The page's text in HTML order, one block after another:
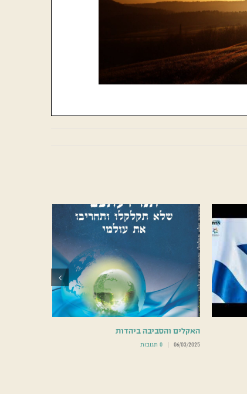
האקלים והסביבה ביהדות
06/03/2025 0 תגובות